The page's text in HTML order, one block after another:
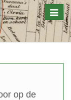
Toggle
op de